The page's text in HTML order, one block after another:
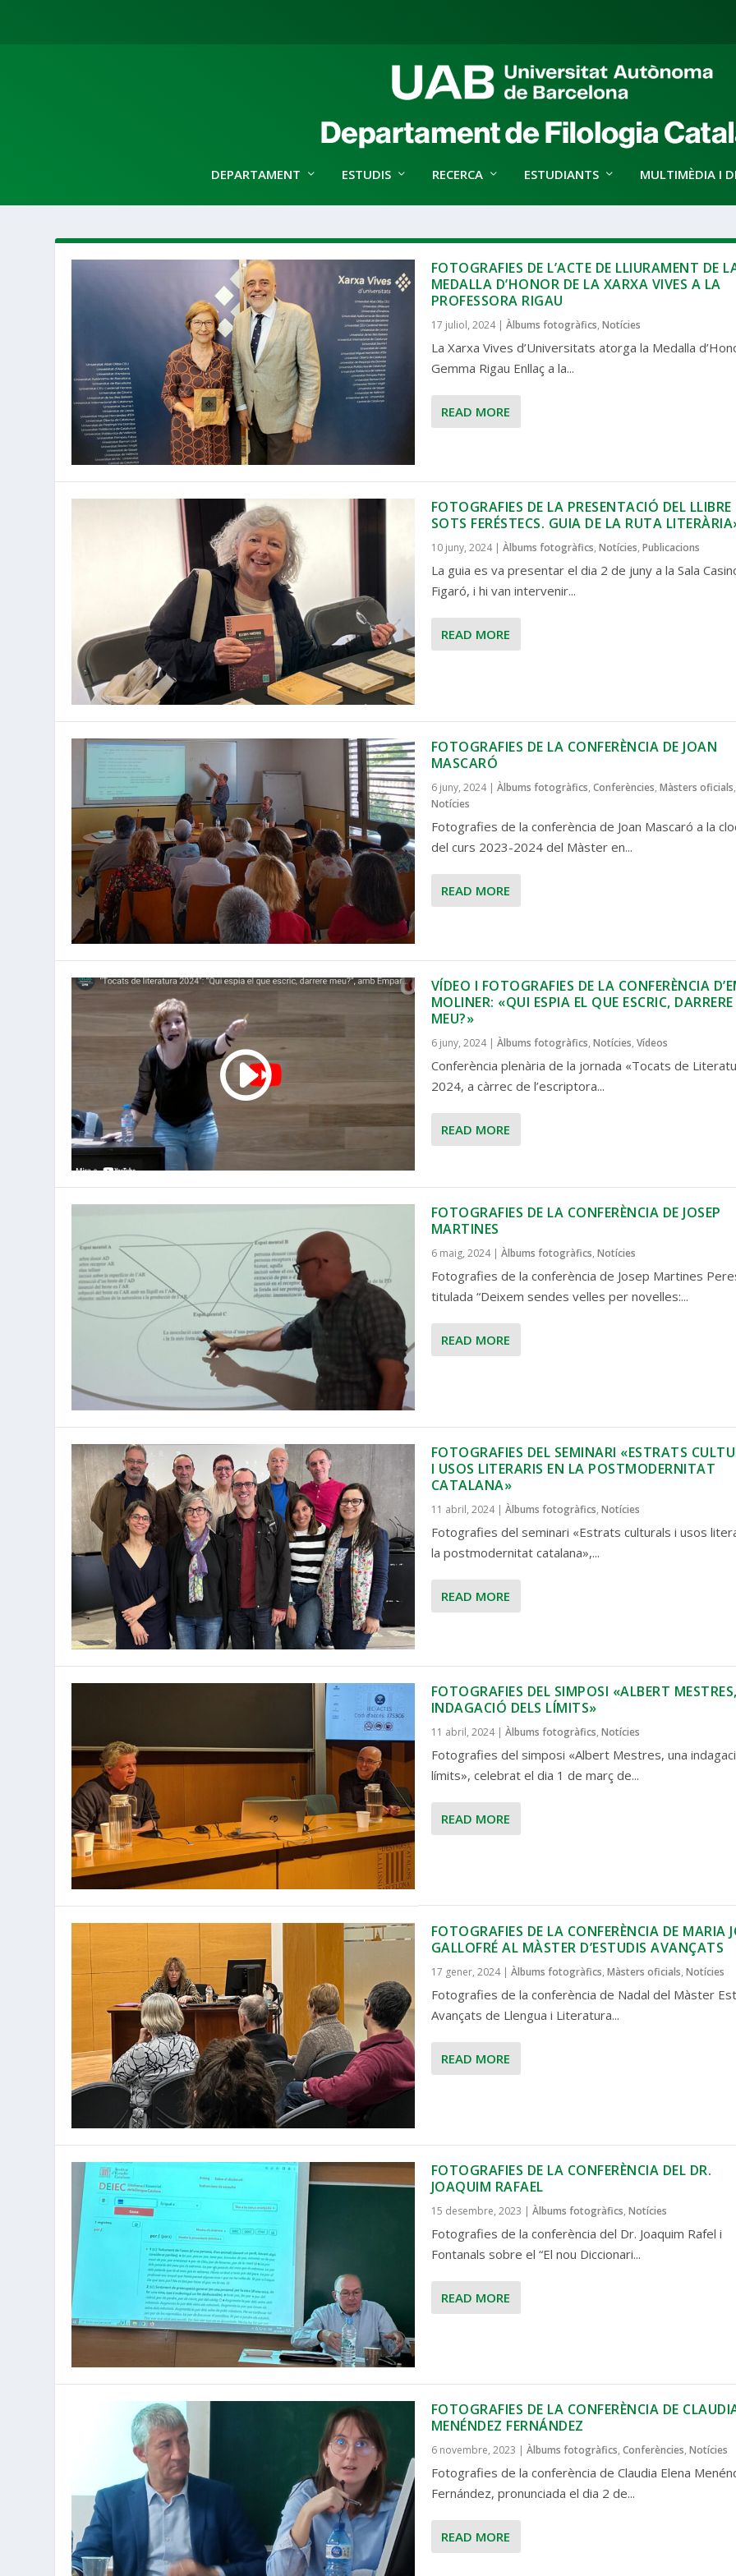
DEPARTAMENT ESTUDIS RECERCA ESTUDIANTS MULTIMÈDIA I
FOTOGRAFIES DE L’ACTE DE LLIURAMENT DE
MEDALLA D’HONOR DE LA XARXA VIVES A LA
PROFESSORA RIGAU
17 juliol, 2024| Àlbums fotogràfics, Notícies
La Xarxa Vives d’Universitats atorga la Medalla
Gemma Rigau Enllaç a la...
READ MORE
FOTOGRAFIES DE LA PRESENTACIÓ DEL LLIBRE
SOTS FERÉSTECS. GUIA DE LA RUTA
10 juny, 2024| Àlbums fotogràfics, Notícies, Publicacions
La guia es va presentar el dia 2 de juny a la Sala
Figaró, i hi van intervenir...
READ MORE
FOTOGRAFIES DE LA CONFERÈNCIA DE JOAN
MASCARÓ
6 juny, 2024| Àlbums fotogràfics, Conferències, Màsters oficials,
Notícies
Fotografies de la conferència de Joan Mascaró a la
del curs 2023-2024 del Màster en...
READ MORE
VÍDEO I FOTOGRAFIES DE LA CONFERÈNCIA
MOLINER: «QUI ESPIA EL QUE ESCRIC, DARRERE
MEU?»
6 juny, 2024| Àlbums fotogràfics, Notícies, Vídeos
Conferència plenària de la jornada «Tocats de
2024, a càrrec de l’escriptora...
READ MORE
FOTOGRAFIES DE LA CONFERÈNCIA DE JOSEP
MARTINES
6 maig, 2024| Àlbums fotogràfics, Notícies
Fotografies de la conferència de Josep Martines
titulada “Deixem sendes velles per novelles:...
READ MORE
FOTOGRAFIES DEL SEMINARI «ESTRATS
I USOS LITERARIS EN LA POSTMODERNITAT
CATALANA»
11 abril, 2024| Àlbums fotogràfics, Notícies
Fotografies del seminari «Estrats culturals i usos
la postmodernitat catalana»,...
READ MORE
FOTOGRAFIES DEL SIMPOSI «ALBERT
INDAGACIÓ DELS LÍMITS»
11 abril, 2024| Àlbums fotogràfics, Notícies
Fotografies del simposi «Albert Mestres, una
límits», celebrat el dia 1 de març de...
READ MORE
FOTOGRAFIES DE LA CONFERÈNCIA DE MARIA
GALLOFRÉ AL MÀSTER D’ESTUDIS AVANÇATS
17 gener, 2024| Àlbums fotogràfics, Màsters oficials, Notícies
Fotografies de la conferència de Nadal del Màster
Avançats de Llengua i Literatura...
READ MORE
FOTOGRAFIES DE LA CONFERÈNCIA DEL DR.
JOAQUIM RAFAEL
15 desembre, 2023 | Àlbums fotogràfics, Notícies
Fotografies de la conferència del Dr. Joaquim Rafel i
Fontanals sobre el “El nou Diccionari...
READ MORE
FOTOGRAFIES DE LA CONFERÈNCIA DE
MENÉNDEZ FERNÁNDEZ
6 novembre, 2023 Àlbums fotogràfics, Conferències, Notícies
Fotografies de la conferència de Claudia Elena
Fernández, pronunciada el dia 2 de...
READ MORE